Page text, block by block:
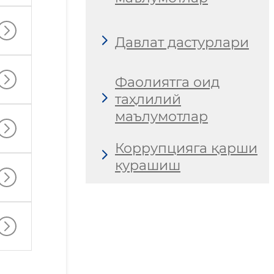
Давлат дастурлари
Фаолиятга оид
таҳлилий
маълумотлар
Коррупцияга қарши
курашиш